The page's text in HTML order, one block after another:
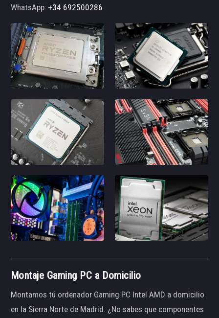
WhatsApp:+34 692500286
Montaje Gaming PC a Domicilio
Montamos tú ordenador Gaming PC Intel AMD a domicilio
en la Sierra Norte de Madrid. ¿No sabes que componentes